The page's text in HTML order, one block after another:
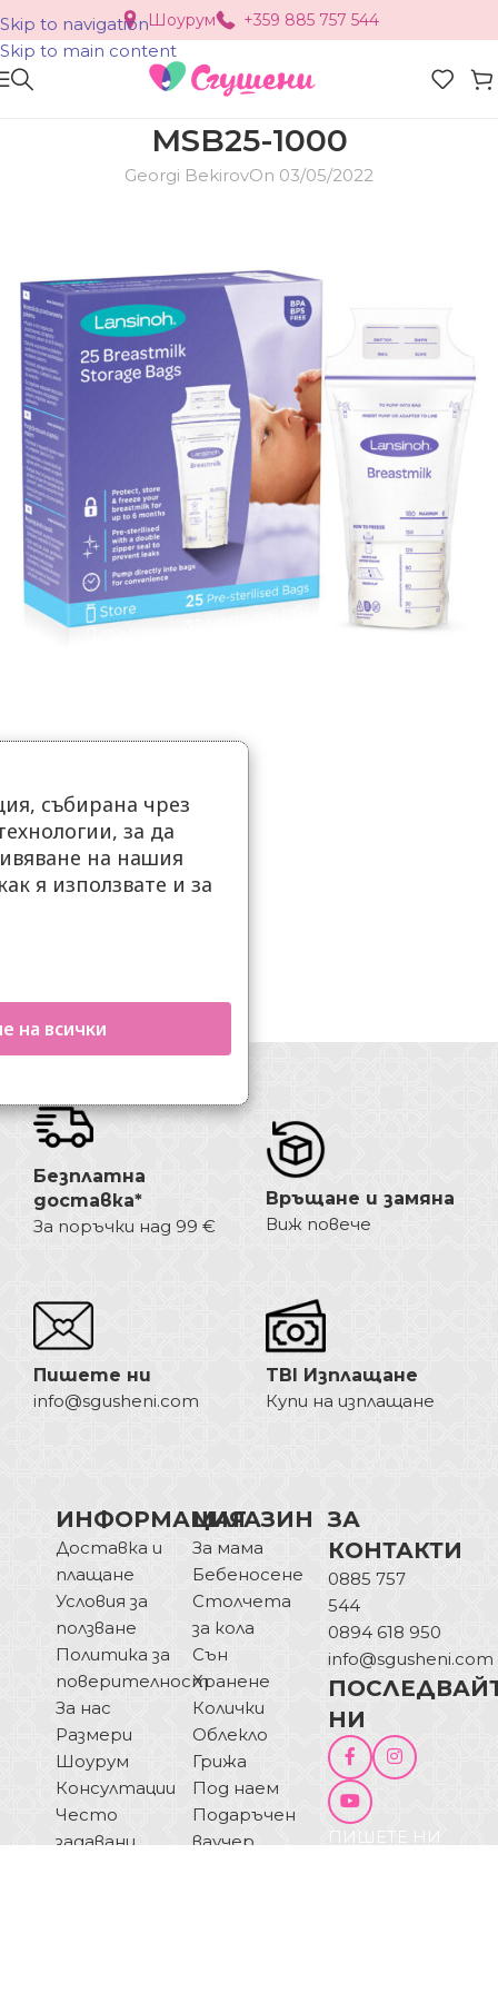
Skip to navigation
Skip to main content
Шоурум +359 885 757 544
MSB25-1000
Georgi BekirovOn 03/05/2022
Безплатна
доставка*
За поръчки над 99 €
Връщане и замяна
Виж повече
Пишете ни
info@sgusheni.com
TBI Изплащане
Купи на изплащане
ИНФОРМАЦИЯ
Доставка и
плащане
Условия за
ползване
Политика за
поверителност
За нас
Размери
Шоурум
Консултации
Често
задавани
МАГАЗИН
За мама
Бебеносене
Столчета
за кола
Сън
Хранене
Колички
Облекло
Грижа
Под наем
Подаръчен
ваучер
ЗА
КОНТАКТИ
0885 757
544
0894 618 950
info@sgusheni.com
НИ
събирана чрез
за да
на нашия
я използвате и за
на всички